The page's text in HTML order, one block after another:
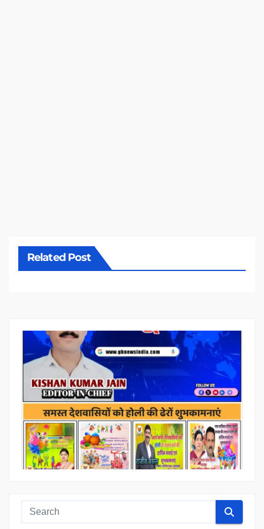
Related Post